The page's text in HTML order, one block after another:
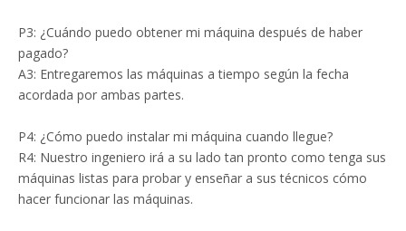
P3: ¿Cuándo puedo obtener mi máquina después de haber
pagado?
A3: Entregaremos las máquinas a tiempo según la fecha
acordada por ambas partes.
P4: ¿Cómo puedo instalar mi máquina cuando llegue?
R4: Nuestro ingeniero irá a su lado tan pronto como tenga sus
máquinas listas para probar y enseñar a sus técnicos cómo
hacer funcionar las máquinas.